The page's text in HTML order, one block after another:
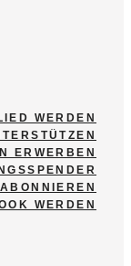
WERDEN
ERWERBEN
WERDEN